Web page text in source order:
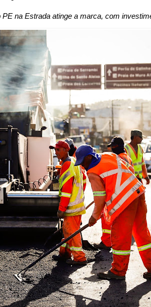
na Estrada atinge a marca, com